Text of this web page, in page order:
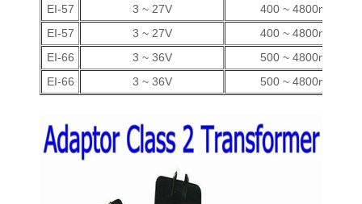
EI-57 3 ~ 27V
400 ~ 4800mA
EI-57
3 ~ 27V
400 ~ 4800mA
EI-66
3 ~ 36V
500 ~ 4800mA
EI-66
3 ~ 36V 500 ~ 4800mA